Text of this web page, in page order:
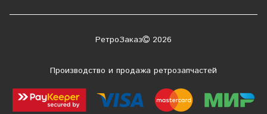
РетроЗаказ 2026
Производство и продажа ретрозапчастей